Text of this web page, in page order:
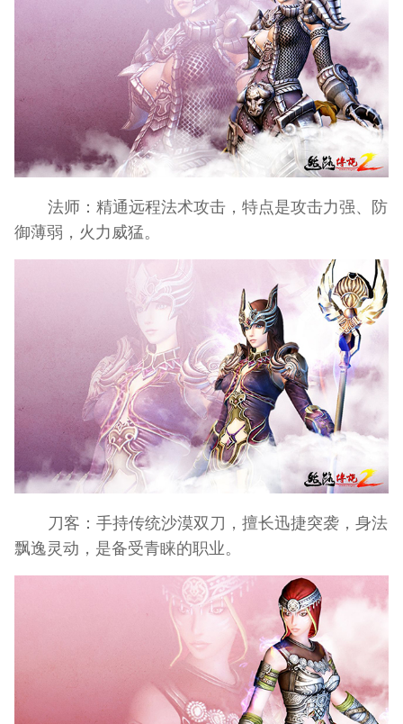
法师：精通远程法术攻击，特点是攻击力强、防
御薄弱，火力威猛。
刀客：手持传统沙漠双刀，擅长迅捷突袭，身法
飘逸灵动，是备受青睐的职业。